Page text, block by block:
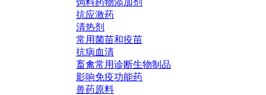
饲料药物添加剂
抗应激药
清热剂
常用菌苗和疫苗
抗病血清
畜禽常用诊断生物制品
影响免疫功能药
兽药原料